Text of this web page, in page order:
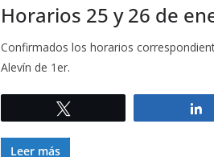
Horarios 25 y 26 de
Confirmados los horarios
Alevín de 1er.
Leer más